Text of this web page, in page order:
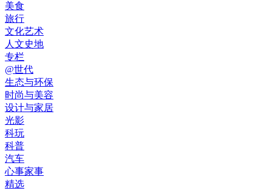
美食
旅行
文化艺术
人文史地
专栏
@世代
生态与环保
时尚与美容
设计与家居
光影
科玩
科普
汽车
心事家事
精选